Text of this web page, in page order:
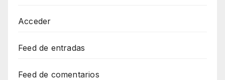
Acceder
Feed de entradas
Feed de comentarios